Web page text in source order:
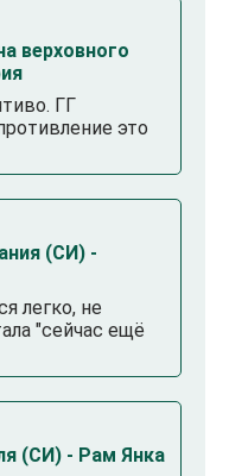
верховного
ГГ
это
(СИ) -
легко, не
"сейчас ещё
(СИ) - Рам Янка